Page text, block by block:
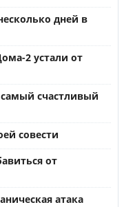
дней в
2 устали от
счастливый
совести
от
атака